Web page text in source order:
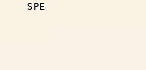
SPE